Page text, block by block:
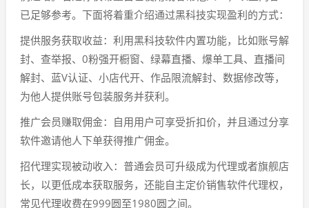
已足够参考。下面将着重介绍通过黑科技实现盈利的方式：
提供服务获取收益：利用黑科技软件内置功能，比如账号解
封、查举报、0粉强开橱窗、绿幕直播、爆单工具、直播间
解封、蓝V认证、小店代开、作品限流解封、数据修改等，
为他人提供账号包装服务并获利。
推广会员赚取佣金：自用用户可享受折扣价，并且通过分享
软件邀请他人下单获得推广佣金。
招代理实现被动收入：普通会员可升级成为代理或者旗舰店
长，以更低成本获取服务，还能自主定价销售软件代理权，
常见代理收费在999圆至1980圆之间。